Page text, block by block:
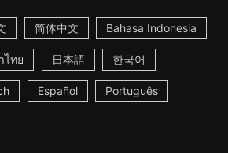
简体中文 Bahasa Indonesia
ไทย 日本語 한국어
Español Português